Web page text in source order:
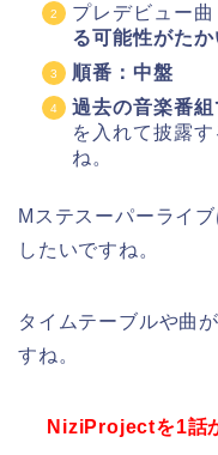
プレデビュー曲
る可能性がたか
順番：中盤
過去の音楽番
を入れて披露
ね。
Mステスーパーライ
したいですね。
タイムテーブルや曲
すね。
NiziProjectを1話